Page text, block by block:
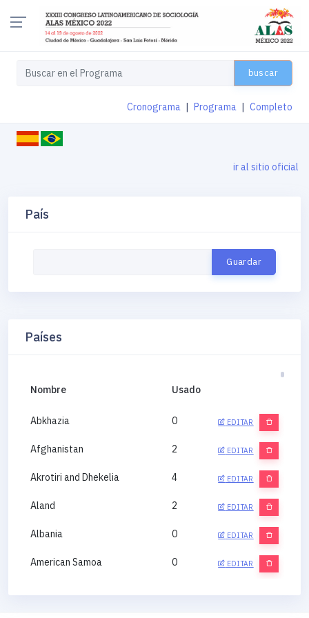
buscar
Cronograma Programa Completo
ir al sitio oficial
País
Países
Nombre Usado
Abkhazia 0 EDITAR
Afghanistan 2 EDITAR
Akrotiri and Dhekelia 4 EDITAR
Aland 2 EDITAR
Albania 0 EDITAR
American Samoa 0 EDITAR